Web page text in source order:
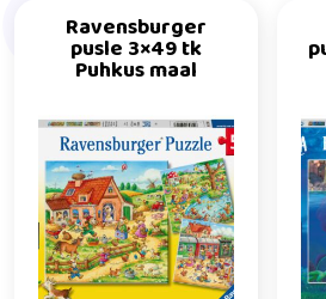
Ravensburger
pusle 3×49 tk
Puhkus maal